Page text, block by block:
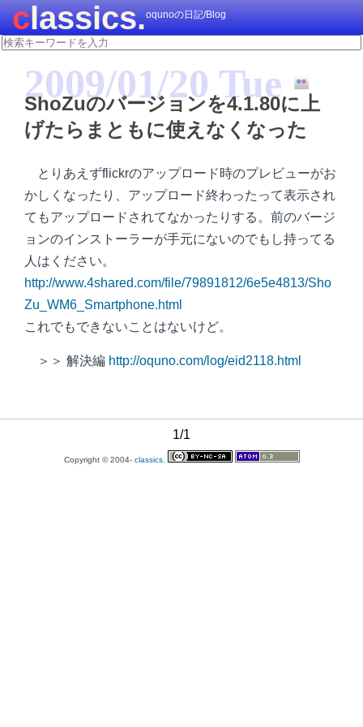
classics.oqunoの日記/Blog
2009/01/20 Tue
ShoZuのバージョンを4.1.80に上
げたらまともに使えなくなった
とりあえずflickrのアップロード時のプレビューがお
かしくなったり、アップロード終わったって表示され
てもアップロードされてなかったりする。前のバージ
ョンのインストーラーが手元にないのでもし持ってる
人はください。
http://www.4shared.com/file/79891812/6e5e4813/Sho
Zu_WM6_Smartphone.html
これでもできないことはないけど。
＞＞ 解決編 http://oquno.com/log/eid2118.html
1/1
Copyright © 2004- classics.